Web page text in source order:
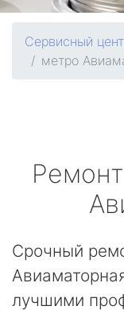
Сервисный
метро
Ремонт
Срочный
лучшими